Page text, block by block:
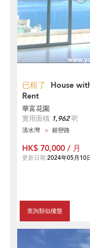
已租了 House
Rent
華富花園
實用面積 1,962呎
清水灣 銀巒路
查詢類似樓盤
HK$ 70,000 / 月
更新日期 2024年05月10